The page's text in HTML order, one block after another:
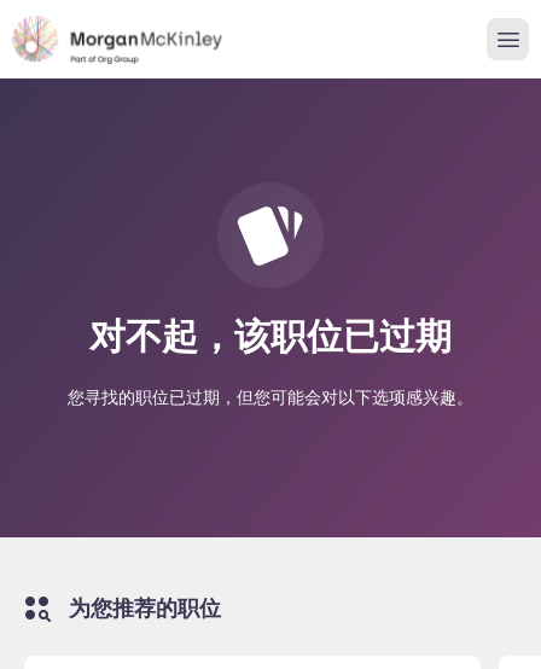
对不起，该职位已过期
您寻找的职位已过期，但您可能会对以下选项感兴趣。
为您推荐的职位